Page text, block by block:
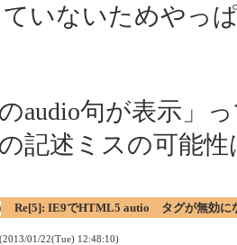
いないためやっ
audio句が表示」
記述ミスの可能
Re[5]: IE9でHTML5 autio タグが無効に
01/22(Tue) 12:48:10)